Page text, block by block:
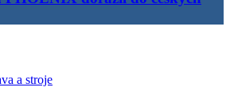
a stroje